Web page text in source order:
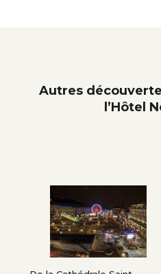
Autres
l’Hôtel